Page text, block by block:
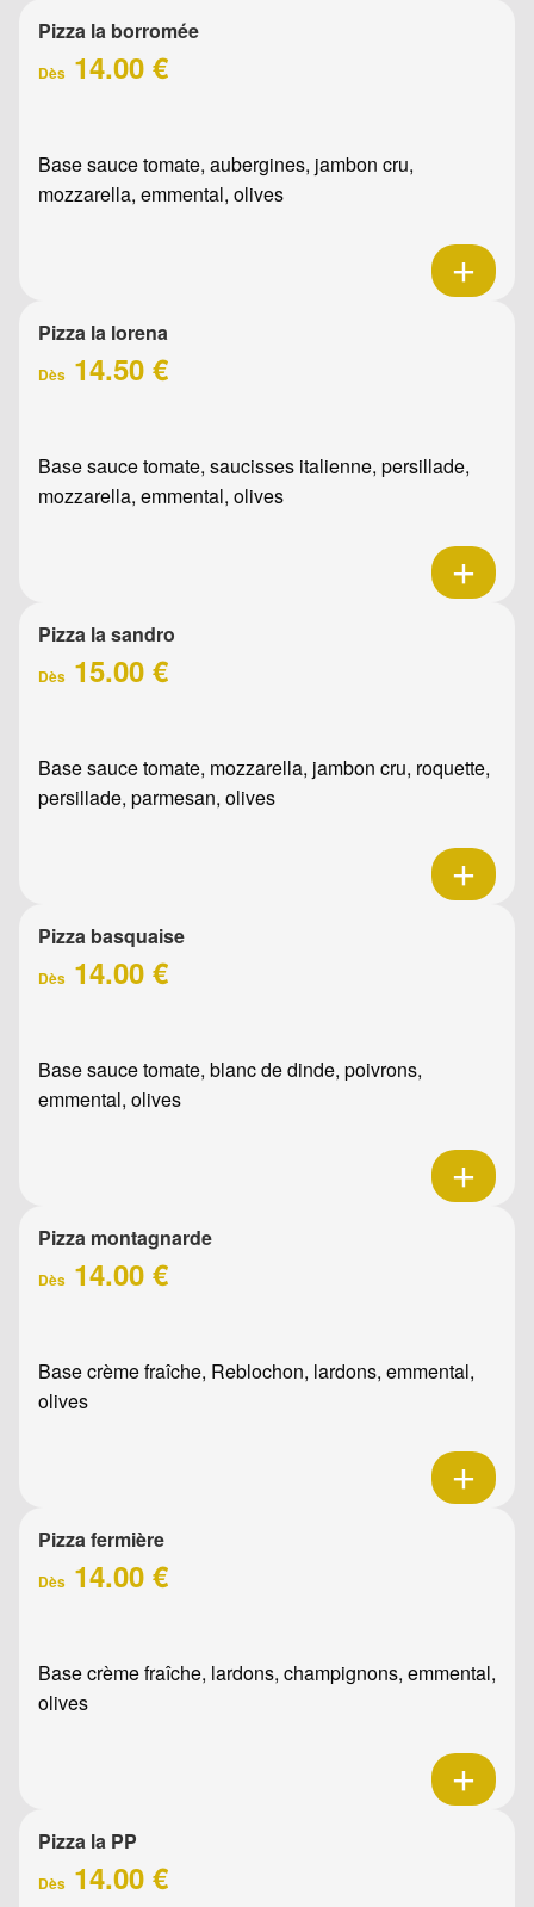
Pizza la borromée
Dès 14.00 €
Base sauce tomate, aubergines, jambon cru,
mozzarella, emmental, olives
Pizza la lorena
Dès 14.50 €
Base sauce tomate, saucisses italienne, persillade,
mozzarella, emmental, olives
Pizza la sandro
Dès 15.00 €
Base sauce tomate, mozzarella, jambon cru, roquette,
persillade, parmesan, olives
Pizza basquaise
Dès 14.00 €
Base sauce tomate, blanc de dinde, poivrons,
emmental, olives
Pizza montagnarde
Dès 14.00 €
Base crème fraîche, Reblochon, lardons, emmental,
olives
Pizza fermière
Dès 14.00 €
Base crème fraîche, lardons, champignons, emmental,
olives
Pizza la PP
Dès 14.00 €